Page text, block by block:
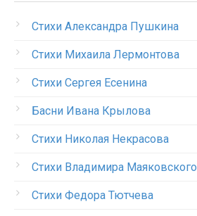
Стихи Александра Пушкина
Стихи Михаила Лермонтова
Стихи Сергея Есенина
Басни Ивана Крылова
Стихи Николая Некрасова
Стихи Владимира Маяковского
Стихи Федора Тютчева